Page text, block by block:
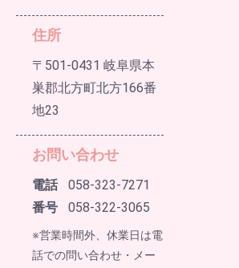
住所
〒501-0431 岐阜県本
巣郡北方町北方166番
地23
お問い合わせ
電話
番号
058-323-7271
058-322-3065
※営業時間外、休業日は電
話での問い合わせ・メー